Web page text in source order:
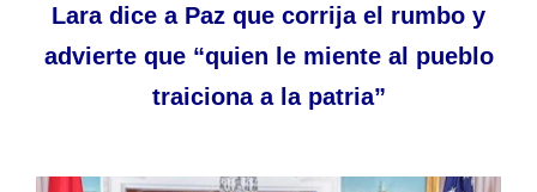
Lara dice a Paz que corrija el rumbo y
advierte que “quien le miente al pueblo
traiciona a la patria”